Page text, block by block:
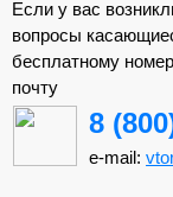
Если у вас
вопросы
бесплатному
почту
8
e-mail: